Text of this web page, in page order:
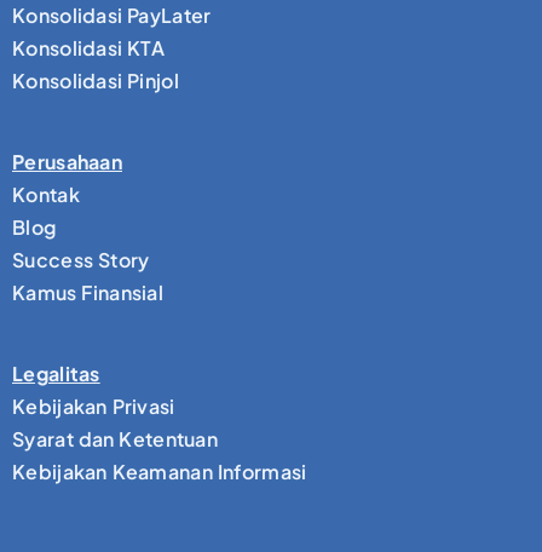
Konsolidasi PayLater
Konsolidasi KTA
Konsolidasi Pinjol
Perusahaan
Kontak
Blog
Success Story
Kamus Finansial
Legalitas
Kebijakan Privasi
Syarat dan Ketentuan
Kebijakan Keamanan Informasi